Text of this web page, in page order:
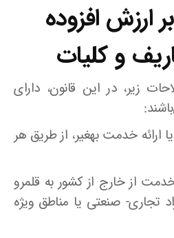
ارزش افزوده
و کلیات
زیر، در این قانون، دارای
ارائه خدمت بهغیر، از طریق هر
از خارج از کشور به قلمرو
تجاری- صنعتی یا مناطق ویژه